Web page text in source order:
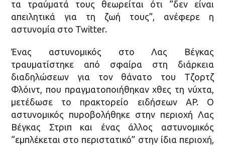
τα τραύματά τους θεωρείται ότι “δεν είναι
απειλητικά για τη ζωή τους”, ανέφερε η
αστυνομία στο Twitter.
Ένας αστυνομικός στο Λας Βέγκας
τραυματίστηκε από σφαίρα στη διάρκεια
διαδηλώσεων για τον θάνατο του Τζορτζ
Φλόιντ, που πραγματοποιήθηκαν χθες τη νύχτα,
μετέδωσε το πρακτορείο ειδήσεων AP. Ο
αστυνομικός πυροβολήθηκε στην περιοχή Λας
Βέγκας Στριπ και ένας άλλος αστυνομικός
“εμπλέκεται στο περιστατικό” στην ίδια περιοχή,